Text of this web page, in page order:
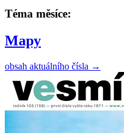
Téma měsíce:
Mapy
obsah aktuálního čísla →